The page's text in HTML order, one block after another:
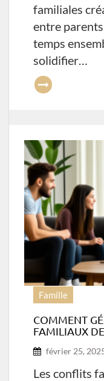
familiales
entre
temps
solidifier…
Famille
COMMENT
FAMILIAUX
février 25,
Les conflits